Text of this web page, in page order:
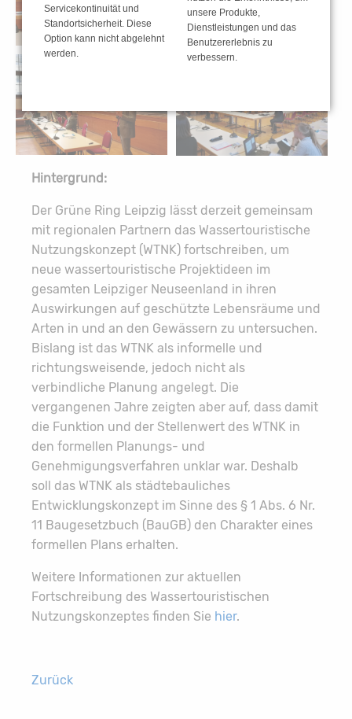
Hintergrund:
Der Grüne Ring Leipzig lässt derzeit gemeinsam
mit regionalen Partnern das Wassertouristische
Nutzungskonzept (WTNK) fortschreiben, um
neue wassertouristische Projektideen im
gesamten Leipziger Neuseenland in ihren
Auswirkungen auf geschützte Lebensräume und
Arten in und an den Gewässern zu untersuchen.
Bislang ist das WTNK als informelle und
richtungsweisende, jedoch nicht als
verbindliche Planung angelegt. Die
vergangenen Jahre zeigten aber auf, dass damit
die Funktion und der Stellenwert des WTNK in
den formellen Planungs- und
Genehmigungsverfahren unklar war. Deshalb
soll das WTNK als städtebauliches
Entwicklungskonzept im Sinne des § 1 Abs. 6 Nr.
11 Baugesetzbuch (BauGB) den Charakter eines
formellen Plans erhalten.
Weitere Informationen zur aktuellen
Fortschreibung des Wassertouristischen
Nutzungskonzeptes finden Sie hier.
Zurück
Servicekontinuität und
Standortsicherheit. Diese
Option kann nicht abgelehnt
werden.
unsere Produkte,
Dienstleistungen und das
Benutzererlebnis zu
verbessern.